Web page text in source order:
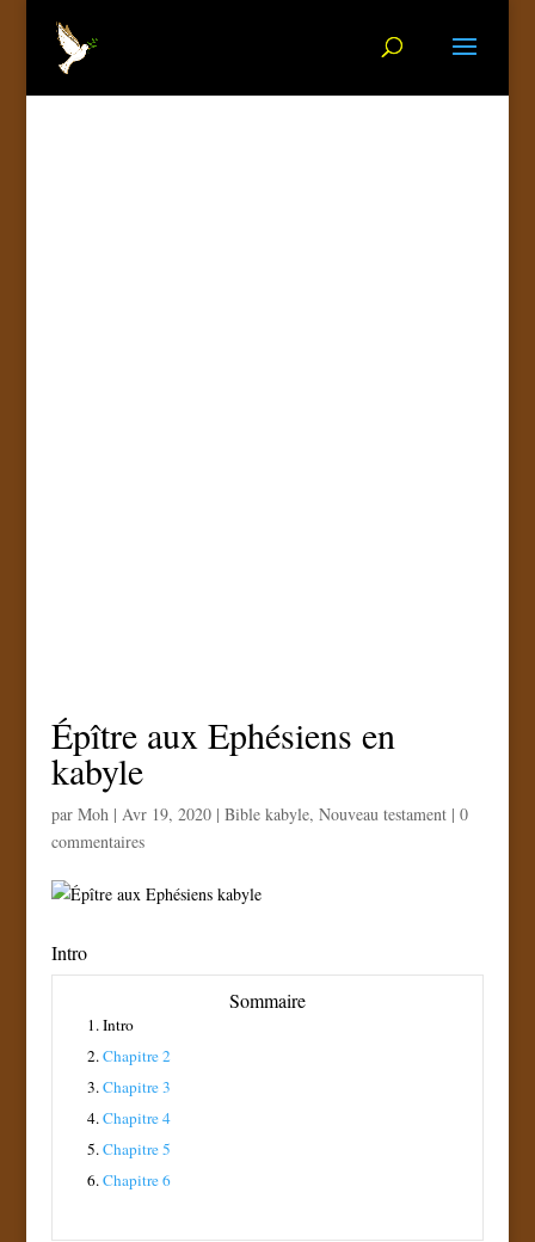
Épître aux Ephésiens en
kabyle
par Moh| Avr 19, 2020| Bible kabyle, Nouveau testament| 0
commentaires
Intro
Sommaire
1.Intro
2.Chapitre 2
3.Chapitre 3
4.Chapitre 4
5.Chapitre 5
6.Chapitre 6